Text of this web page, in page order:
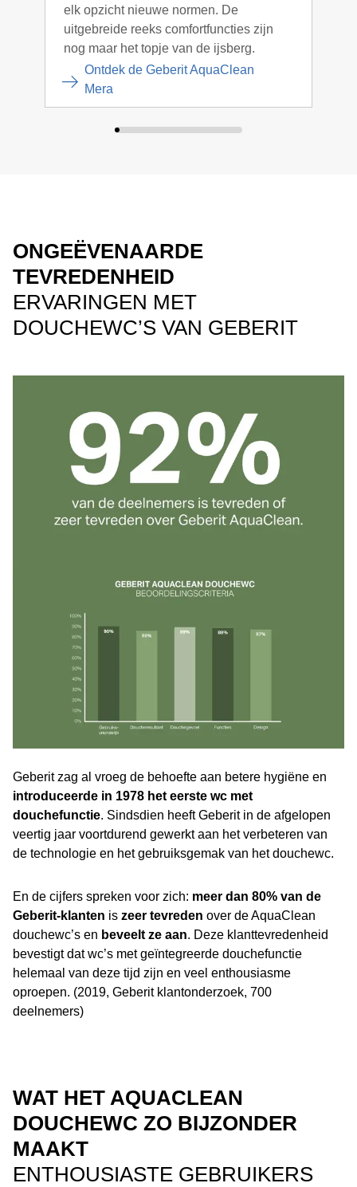
elk opzicht nieuwe normen. De
uitgebreide reeks comfortfuncties zijn
nog maar het topje van de ijsberg.
Ontdek de Geberit AquaClean
Mera
ONGEËVENAARDE
TEVREDENHEID
ERVARINGEN MET
DOUCHEWC’S VAN GEBERIT
Geberit zag al vroeg de behoefte aan betere hygiëne en
introduceerde in 1978 het eerste wc met
douchefunctie. Sindsdien heeft Geberit in de afgelopen
veertig jaar voortdurend gewerkt aan het verbeteren van
de technologie en het gebruiksgemak van het douchewc.
En de cijfers spreken voor zich: meer dan 80% van de
Geberit-klanten is zeer tevreden over de AquaClean
douchewc’s en beveelt ze aan. Deze klanttevredenheid
bevestigt dat wc’s met geïntegreerde douchefunctie
helemaal van deze tijd zijn en veel enthousiasme
oproepen. (2019, Geberit klantonderzoek, 700
deelnemers)
WAT HET AQUACLEAN
DOUCHEWC ZO BIJZONDER
MAAKT
ENTHOUSIASTE GEBRUIKERS